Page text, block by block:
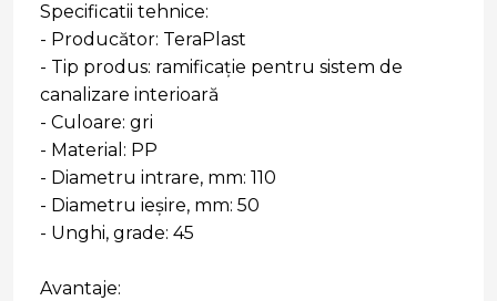
Specificatii tehnice:
- Producător: TeraPlast
- Tip produs: ramificație pentru sistem de
canalizare interioară
- Culoare: gri
- Material: PP
- Diametru intrare, mm: 110
- Diametru ieșire, mm: 50
- Unghi, grade: 45
Avantaje: